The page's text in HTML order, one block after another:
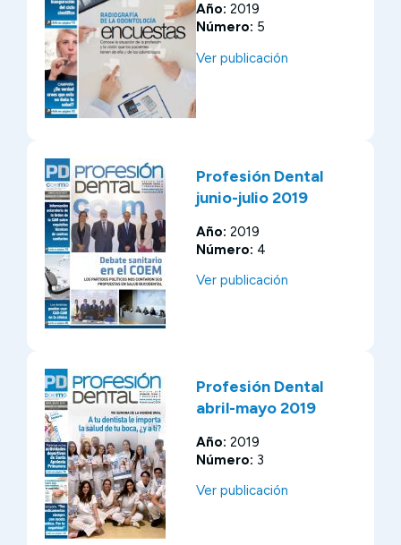
Año: 2019
Número: 5
Ver publicación
Profesión Dental
junio-julio 2019
Año: 2019
Número: 4
Ver publicación
Profesión Dental
abril-mayo 2019
Año: 2019
Número: 3
Ver publicación